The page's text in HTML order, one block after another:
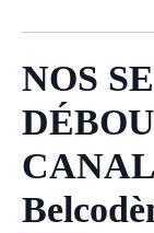
NOS